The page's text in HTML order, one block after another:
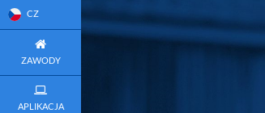
CZ
ZAWODY
APLIKACJA